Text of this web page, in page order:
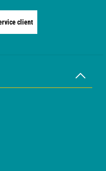
client